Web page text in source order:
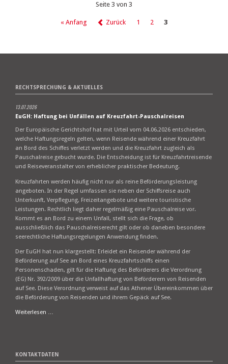
Seite 3 von 3
« Anfang Zurück 1 2 3
RECHTSPRECHUNG & AKTUELLES
13.07.2026
EuGH: Haftung bei Unfällen auf Kreuzfahrt-Pauschalreisen
Der Europäische Gerichtshof hat mit Urteil vom 04.06.2026 entschieden,
welche Haftungsregeln gelten, wenn Reisende während einer Kreuzfahrt
an Bord des Schiffes verletzt werden und die Kreuzfahrt zugleich als
Pauschalreise gebucht wurde. Die Entscheidung ist für Kreuzfahrtreisende
und Reiseveranstalter von erheblicher praktischer Bedeutung.
Kreuzfahrten werden häufig nicht nur als reine Beförderungsleistung
angeboten. In der Regel umfassen sie neben der Schiffsreise auch
Unterkunft, Verpflegung, Freizeitangebote und weitere touristische
Leistungen. Rechtlich liegt daher regelmäßig eine Pauschalreise vor.
Kommt es an Bord zu einem Unfall, stellt sich die Frage, ob
ausschließlich das Pauschalreiserecht gilt oder ob daneben besondere
seerechtliche Haftungsregelungen Anwendung finden.
Der EuGH hat nun klargestellt: Erleidet ein Reisender während der
Beförderung auf See an Bord eines Kreuzfahrtschiffs einen
Personenschaden, gilt für die Haftung des Beförderers die Verordnung
(EG) Nr. 392/2009 über die Unfallhaftung von Beförderern von Reisenden
auf See. Diese Verordnung verweist auf das Athener Übereinkommen über
die Beförderung von Reisenden und ihrem Gepäck auf See.
Weiterlesen …
Kreuzfahrt-
KONTAKTDATEN